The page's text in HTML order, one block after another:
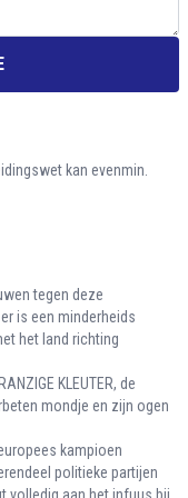
kan evenmin.
tegen deze
is een minderheids
het land richting
KLEUTER, de
mondje en zijn ogen
kampioen
politieke partijen